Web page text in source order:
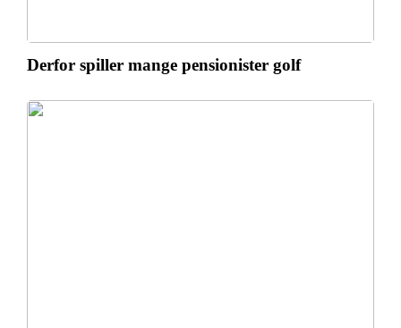
Derfor spiller mange pensionister golf